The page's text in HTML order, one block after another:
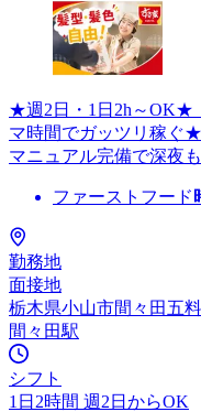
★週2日・1日2h～OK★
マ時間でガッツリ稼ぐ
マニュアル完備で深夜
ファーストフード
勤務地
面接地
栃木県小山市間々田五
間々田駅
シフト
1日2時間 週2日からOK